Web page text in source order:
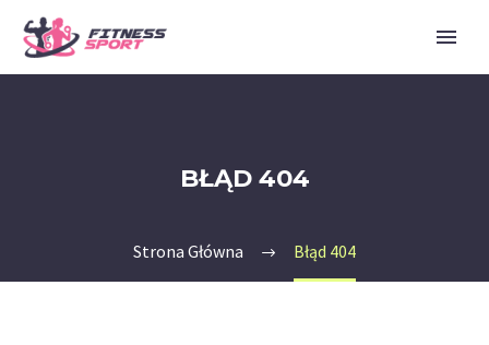
BŁĄD 404
Strona Główna Błąd 404